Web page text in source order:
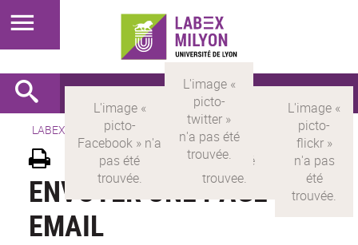
LABEX > LABEX MILYON
ENVOYER UNE PAGE PAR
EMAIL